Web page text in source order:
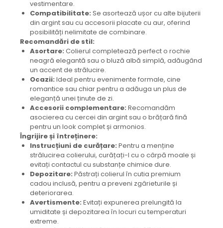
vestimentare.
Compatibilitate: Se asortează ușor cu alte bijuterii
din argint sau cu accesorii placate cu aur, oferind
posibilități nelimitate de combinare.
Recomandări de stil:
Asortare: Colierul completează perfect o rochie
neagră elegantă sau o bluză albă simplă, adăugând
un accent de strălucire.
Ocazii: Ideal pentru evenimente formale, cine
romantice sau chiar pentru a adăuga un plus de
eleganță unei ținute de zi.
Accesorii complementare: Recomandăm
asocierea cu cercei din argint sau o brățară fină
pentru un look complet și armonios.
Îngrijire și întreținere:
Instrucțiuni de curățare: Pentru a menține
strălucirea colierului, curățați-l cu o cârpă moale și
evitați contactul cu substanțe chimice dure.
Depozitare: Păstrați colierul în cutia premium
cadou inclusă, pentru a preveni zgârieturile și
deteriorarea.
Avertismente: Evitați expunerea prelungită la
umiditate și depozitarea în locuri cu temperaturi
extreme.